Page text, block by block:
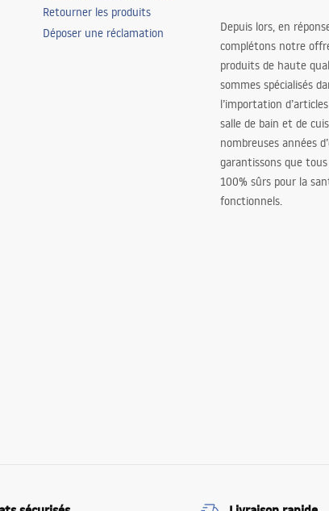
Retourner les produits
Déposer une réclamation
Depuis lors, en
complétons notre
produits de haute
sommes spécialisés
l’importation
salle de bain et de
nombreuses années
garantissons que
100% sûrs pour la
fonctionnels.